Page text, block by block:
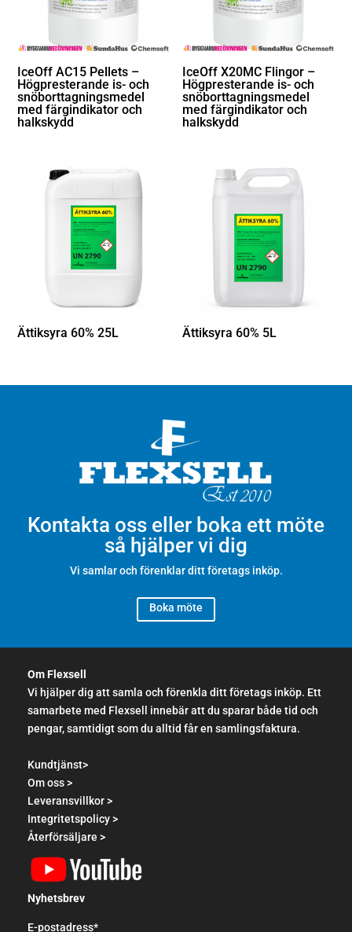
IceOff AC15 Pellets –
Högpresterande is- och
snöborttagningsmedel
med färgindikator och
halkskydd
IceOff X20MC Flingor –
Högpresterande is- och
snöborttagningsmedel
med färgindikator och
halkskydd
Ättiksyra 60% 25L Ättiksyra 60% 5L
Kontakta oss eller boka ett möte
så hjälper vi dig
Vi samlar och förenklar ditt företags inköp.
Boka möte
Om Flexsell
Vi hjälper dig att samla och förenkla ditt företags inköp. Ett
samarbete med Flexsell innebär att du sparar både tid och
pengar, samtidigt som du alltid får en samlingsfaktura.
Kundtjänst>
Om oss >
Leveransvillkor >
Integritetspolicy >
Återförsäljare >
Nyhetsbrev
E-postadress*